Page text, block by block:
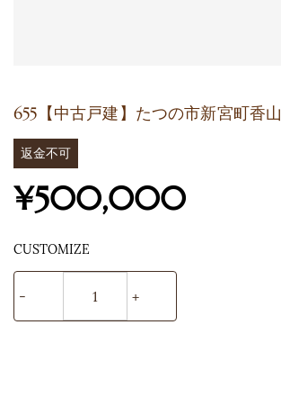
655【中古戸建】たつの市新宮町香山
返金不可
¥500,000
CUSTOMIZE